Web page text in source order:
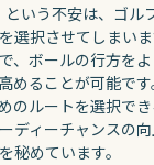
という不安は、ゴル
選択させてしまい
、ボールの行方を
めることが可能で
のルートを選択で
ディーチャンスの
秘めています。